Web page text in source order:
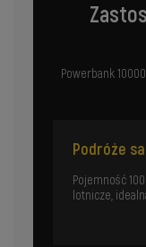
Powerbank
Podróże
Pojemność
lotnicze,